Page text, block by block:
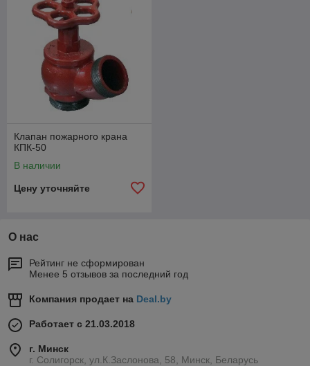
Клапан пожарного крана
КПК-50
В наличии
Цену уточняйте
О нас
Рейтинг не сформирован
Менее 5 отзывов за последний год
Компания продает на Deal.by
Работает с 21.03.2018
г. Минск
г. Солигорск, ул.К.Заслонова, 58, Минск, Беларусь